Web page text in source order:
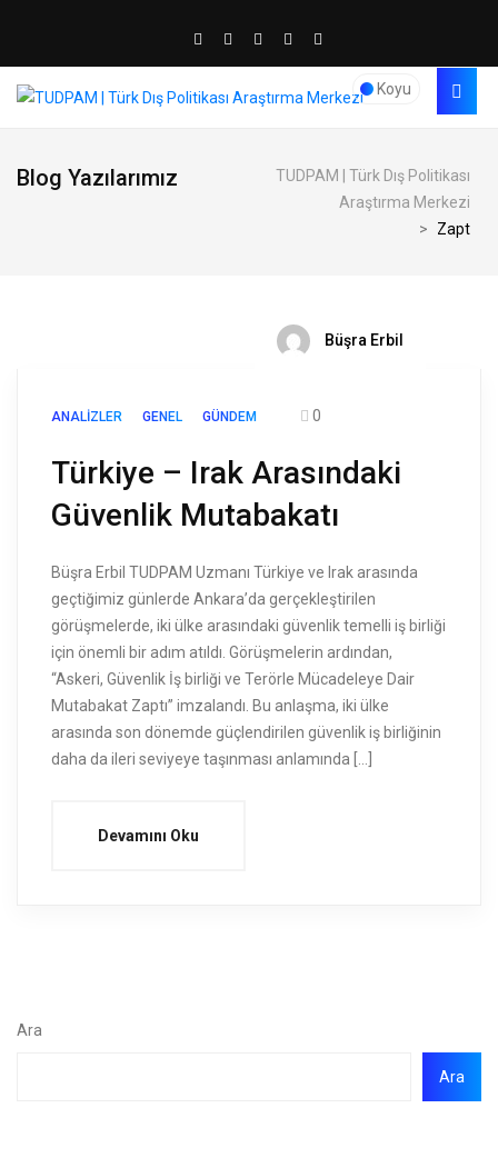
Koyu
Blog Yazılarımız
TUDPAM | Türk Dış Politikası
Araştırma Merkezi
>
Zapt
Büşra Erbil
ANALIZLER GENEL GÜNDEM 0
Türkiye – Irak Arasındaki
Güvenlik Mutabakatı
Büşra Erbil TUDPAM Uzmanı Türkiye ve Irak arasında
geçtiğimiz günlerde Ankara’da gerçekleştirilen
görüşmelerde, iki ülke arasındaki güvenlik temelli iş birliği
için önemli bir adım atıldı. Görüşmelerin ardından,
“Askeri, Güvenlik İş birliği ve Terörle Mücadeleye Dair
Mutabakat Zaptı” imzalandı. Bu anlaşma, iki ülke
arasında son dönemde güçlendirilen güvenlik iş birliğinin
daha da ileri seviyeye taşınması anlamında […]
Devamını Oku
Ara
Ara